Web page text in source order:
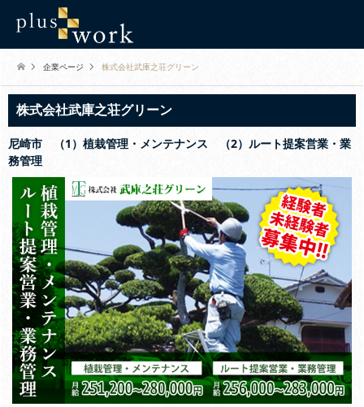
企業ページ 株式会社武庫之荘グリーン
株式会社武庫之荘グリーン
尼崎市 （1）植栽管理・メンテナンス （2）ルート提案営業・業
務管理